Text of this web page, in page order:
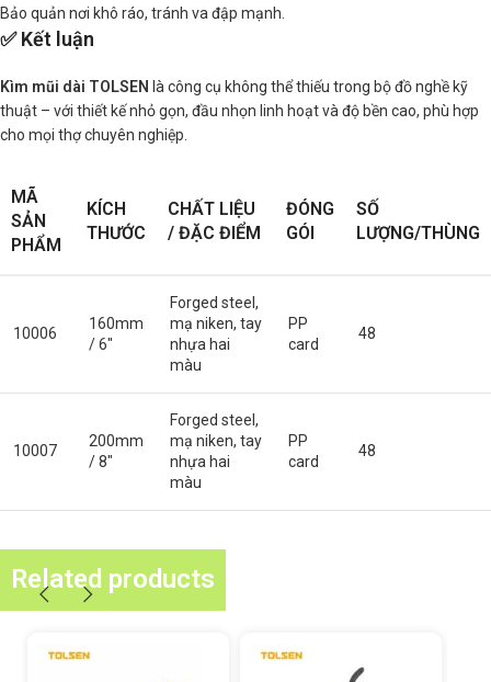
Bảo quản nơi khô ráo, tránh va đập mạnh.
✅ Kết luận
Kìm mũi dài TOLSEN là công cụ không thể thiếu trong bộ đồ nghề kỹ
thuật – với thiết kế nhỏ gọn, đầu nhọn linh hoạt và độ bền cao, phù hợp
cho mọi thợ chuyên nghiệp.
MÃ
SẢN
PHẨM
KÍCH
THƯỚC
CHẤT LIỆU
/ ĐẶC ĐIỂM
ĐÓNG
GÓI
SỐ
LƯỢNG/THÙNG
10006
160mm
/ 6″
Forged steel,
mạ niken, tay
nhựa hai
màu
PP
card
48
10007
200mm
/ 8″
Forged steel,
mạ niken, tay
nhựa hai
màu
PP
card
48
Related products